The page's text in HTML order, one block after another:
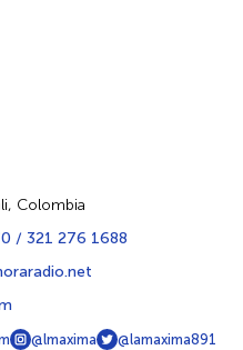
Colombia
/ 321 276 1688
@lmaxima
@lamaxima891